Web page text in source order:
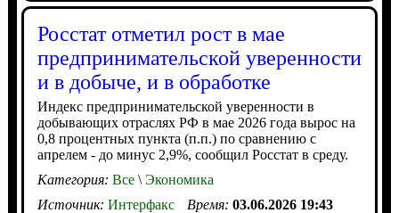
Росстат отметил рост в мае
предпринимательской уверенности
и в добыче, и в обработке
Индекс предпринимательской уверенности в
добывающих отраслях РФ в мае 2026 года вырос на
0,8 процентных пункта (п.п.) по сравнению с
апрелем - до минус 2,9%, сообщил Росстат в среду.
Категория: Все\Экономика
Источник: Интерфакс Время: 03.06.2026 19:43